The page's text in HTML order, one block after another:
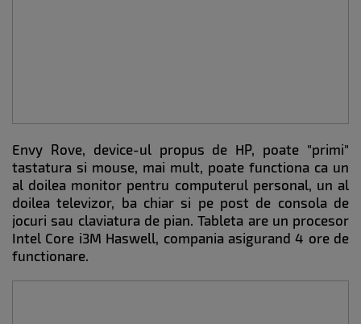
Envy Rove, device-ul propus de HP, poate "primi"
tastatura si mouse, mai mult, poate functiona ca un
al doilea monitor pentru computerul personal, un al
doilea televizor, ba chiar si pe post de consola de
jocuri sau claviatura de pian. Tableta are un procesor
Intel Core i3M Haswell, compania asigurand 4 ore de
functionare.